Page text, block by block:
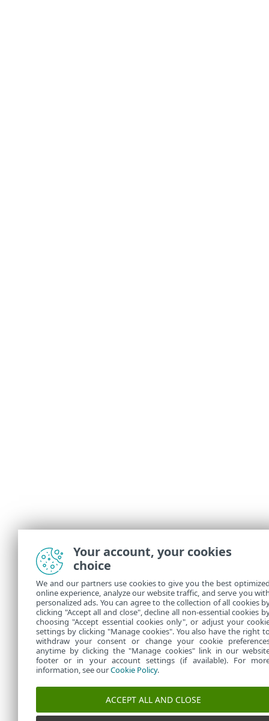
Your account, your cookies
choice
We and our partners use cookies to give you the best
online experience, analyze our website traffic, and serve you
personalized ads. You can agree to the collection of all cookies
clicking "Accept all and close", decline all non-essential cookies
choosing "Accept essential cookies only", or adjust your
settings by clicking "Manage cookies". You also have the right
withdraw your consent or change your cookie
anytime by clicking the "Manage cookies" link in our
footer or in your account settings (if available). For
information, see ourCookie Policy.
ACCEPT ALL AND CLOSE